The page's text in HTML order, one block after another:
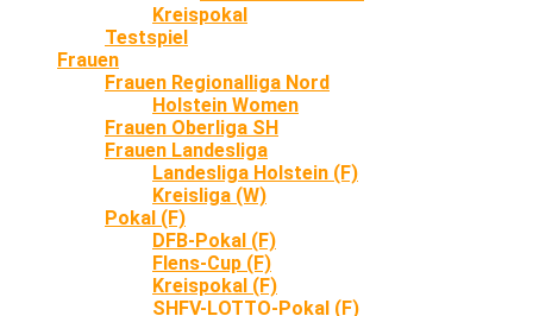
Kreispokal
Testspiel
Frauen
Frauen Regionalliga Nord
Holstein Women
Frauen Oberliga SH
Frauen Landesliga
Landesliga Holstein (F)
Kreisliga (W)
Pokal (F)
DFB-Pokal (F)
Flens-Cup (F)
Kreispokal (F)
SHFV-LOTTO-Pokal (F)